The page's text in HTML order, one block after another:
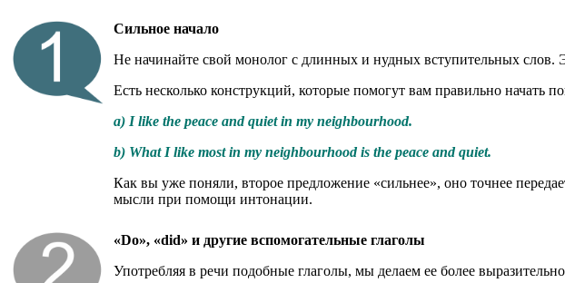
Сильное начало
Не начинайте свой монолог с длинных и нудных вступительных слов.
Есть несколько конструкций, которые помогут вам правильно начать
a) I like the peace and quiet in my neighbourhood.
b) What I like most in my neighbourhood is the peace and quiet.
Как вы уже поняли, второе предложение «сильнее», оно точнее
мысли при помощи интонации.
«Do», «did» и другие вспомогательные глаголы
Употребляя в речи подобные глаголы, мы делаем ее более